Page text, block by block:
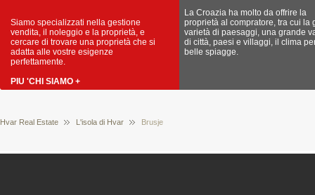
Siamo specializzati nella gestione
vendita, il noleggio e la proprietà, e
cercare di trovare una proprietà che si
adatta alle vostre esigenze
perfettamente.
PIU 'CHI SIAMO +
La Croazia ha molto da offrire la
proprietà al compratore, tra cui la
varietà di paesaggi, una grande
di città, paesi e villaggi, il clima
belle spiagge.
Hvar Real Estate L'isola di Hvar Brusje